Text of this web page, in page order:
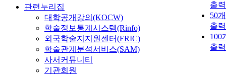
출력
50
출력
100
출력
관련누리집
대학공개강의(KOCW)
학술정보통계시스템(Rinfo)
외국학술지지원센터(FRIC)
학술관계분석서비스(SAM)
사서커뮤니티
기관회원